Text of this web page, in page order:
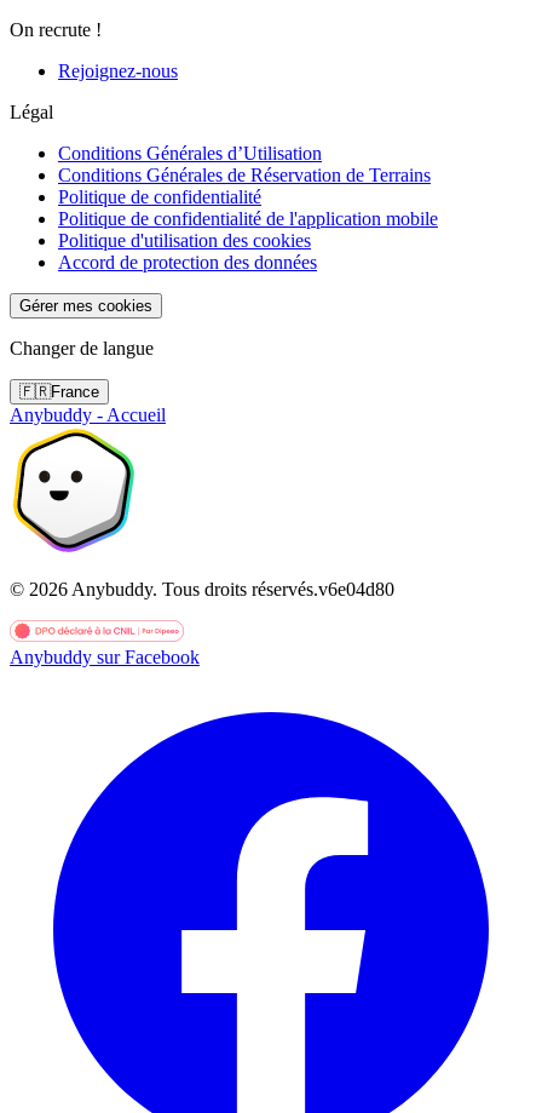
On recrute !
Rejoignez-nous
Légal
Conditions Générales d’Utilisation
Conditions Générales de Réservation de Terrains
Politique de confidentialité
Politique de confidentialité de l'application mobile
Politique d'utilisation des cookies
Accord de protection des données
Gérer mes cookies
Changer de langue
🇫🇷France
Anybuddy - Accueil
© 2026 Anybuddy. Tous droits réservés.v6e04d80
Anybuddy sur Facebook